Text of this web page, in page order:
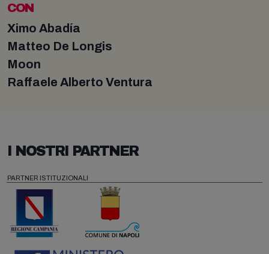
CON
Ximo Abadía
Matteo De Longis
Moon
Raffaele Alberto Ventura
I NOSTRI PARTNER
PARTNER ISTITUZIONALI